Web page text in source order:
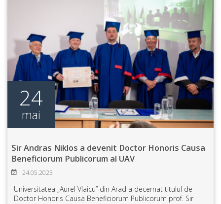
24
mai
Sir Andras Niklos a devenit Doctor Honoris Causa
Beneficiorum Publicorum al UAV
24.05.2023
Universitatea „Aurel Vlaicu” din Arad a decernat titulul de
Doctor Honoris Causa Beneficiorum Publicorum prof. Sir